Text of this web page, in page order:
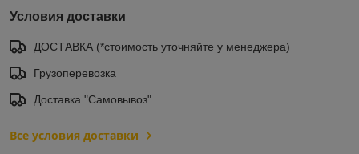
Условия доставки
ДОСТАВКА (*стоимость уточняйте у менеджера)
Грузоперевозка
Доставка "Самовывоз"
Все условия доставки